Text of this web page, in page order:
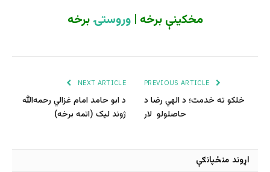
مخکینېبرخه |وروستۍبرخه
خلكو ته خدمت؛ د الهي رضا د
حاصلولو لار
NEXT ARTICLE
د ابو حامد امام غزالي رحمه‌الله
ژوند لیک (اتمه برخه)
اړوند منځپانګې